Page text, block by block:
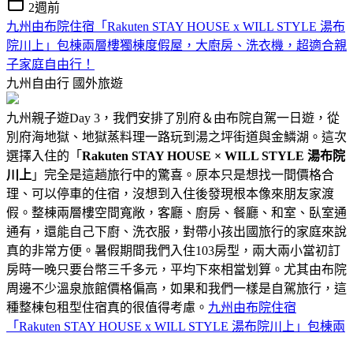
2週前
九州由布院住宿「Rakuten STAY HOUSE x WILL STYLE 湯布
院川上」包棟兩層樓獨棟度假屋，大廚房、洗衣機，超適合親
子家庭自由行！
九州自由行 國外旅遊
九州親子遊Day 3，我們安排了別府＆由布院自駕一日遊，從
別府海地獄、地獄蒸料理一路玩到湯之坪街道與金鱗湖。這次
選擇入住的「 Rakuten STAY HOUSE × WILL STYLE 湯布院
川上 」完全是這趟旅行中的驚喜。原本只是想找一間價格合
理、可以停車的住宿，沒想到入住後發現根本像來朋友家渡
假。整棟兩層樓空間寬敞，客廳、廚房、餐廳、和室、臥室通
通有，還能自己下廚、洗衣服，對帶小孩出國旅行的家庭來說
真的非常方便。暑假期間我們入住103房型，兩大兩小當初訂
房時一晚只要台幣三千多元，平均下來相當划算。尤其由布院
周邊不少溫泉旅館價格偏高，如果和我們一樣是自駕旅行，這
種整棟包租型住宿真的很值得考慮。 九州由布院住宿
「Rakuten STAY HOUSE x WILL STYLE 湯布院川上」包棟兩